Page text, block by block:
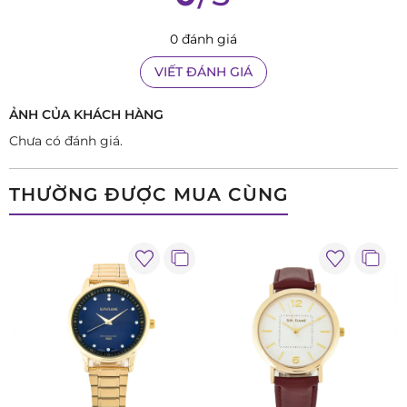
những đá nổi bật, có thể dễ dàng gây ấn tượng với người đối
diện ngay từ cái nhìn đầu tiên. Bộ kim chỉ giờ thanh mảnh,
được mạ vàng cùng tone chủ đạo, tạo nên một tổng thể hài
0 đánh giá
VIẾT ĐÁNH GIÁ
ẢNH CỦA KHÁCH HÀNG
Chưa có đánh giá.
THƯỜNG ĐƯỢC MUA CÙNG